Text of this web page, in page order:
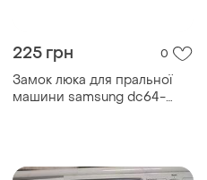
225 грн 0
Замок люка для пральної
машини samsung dc64-